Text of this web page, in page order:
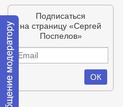
Подписаться
на страницу «Сергей
Поспелов»